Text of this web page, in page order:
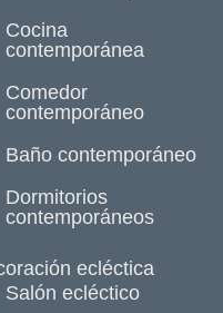
Cocina
contemporánea
Comedor
contemporáneo
Baño contemporáneo
Dormitorios
contemporáneos
ecléctica
Salón ecléctico